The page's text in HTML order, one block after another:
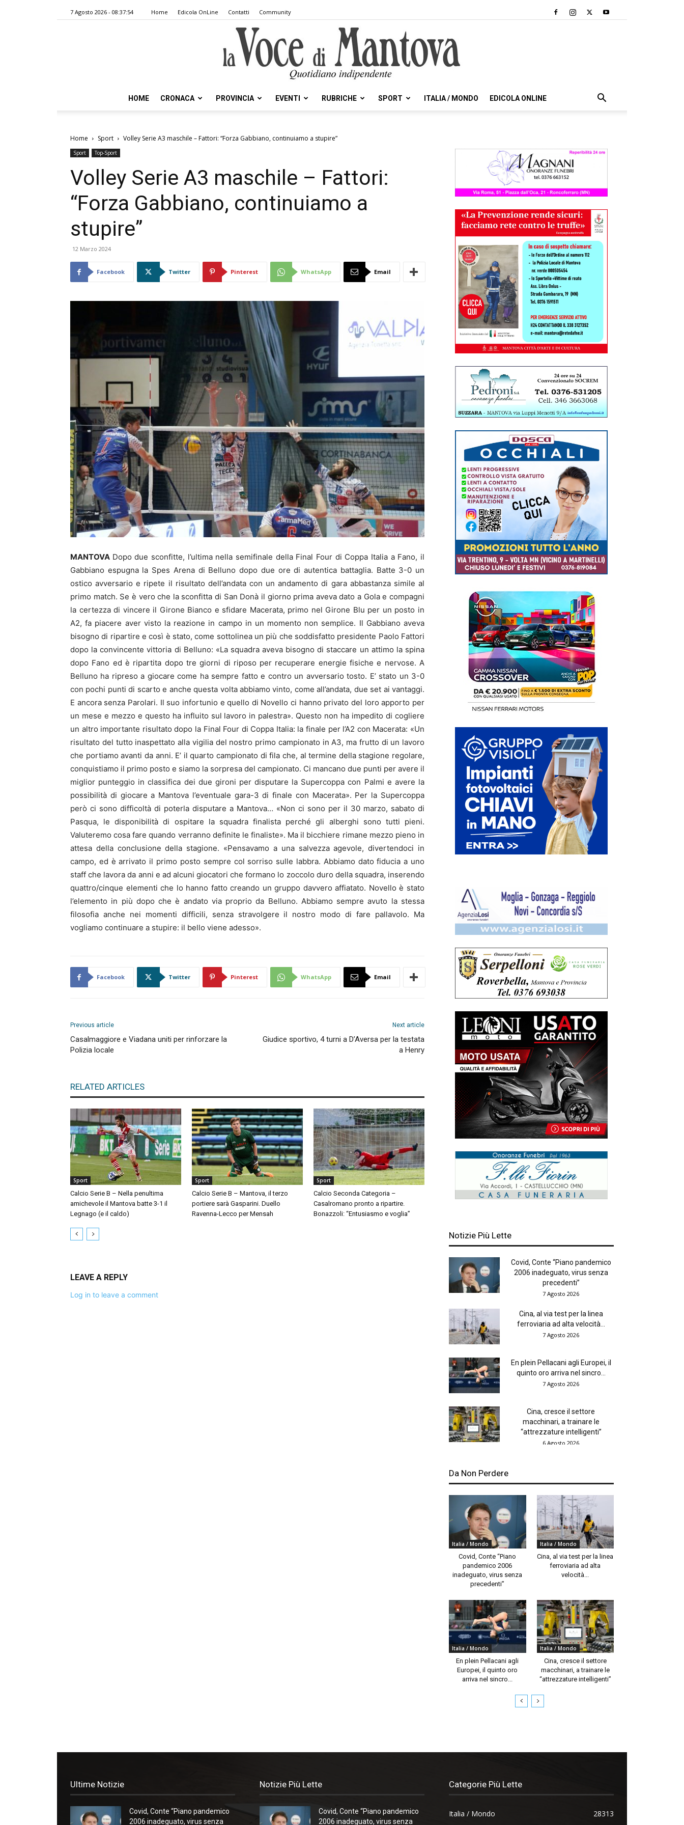
7 Agosto 2026 - 08:37:54 Home Edicola OnLine Contatti Community
Voce
HOME CRONACA PROVINCIA EVENTI RUBRICHE SPORT ITALIA / MONDO EDICOLA ONLINE
Home Sport Volley Serie A3 maschile – Fattori: “Forza Gabbiano, continuiamo a stupire”
Sport Top-Sport
Volley Serie A3 maschile – Fattori:
“Forza Gabbiano, continuiamo a
stupire”
12 Marzo 2024
Facebook Twitter Pinterest WhatsApp Email
MANTOVA Dopo due sconfitte, l’ultima nella semifinale della Final Four di Coppa Italia a Fano, il
Gabbiano espugna la Spes Arena di Belluno dopo due ore di autentica battaglia. Batte 3-0 un
ostico avversario e ripete il risultato dell’andata con un andamento di gara abbastanza simile al
primo match. Se è vero che la sconfitta di San Donà il giorno prima aveva dato a Gola e compagni
la certezza di vincere il Girone Bianco e sfidare Macerata, primo nel Girone Blu per un posto in
A2, fa piacere aver visto la reazione in campo in un momento non semplice. Il Gabbiano aveva
bisogno di ripartire e così è stato, come sottolinea un più che soddisfatto presidente Paolo Fattori
dopo la convincente vittoria di Belluno: «La squadra aveva bisogno di staccare un attimo la spina
dopo Fano ed è ripartita dopo tre giorni di riposo per recuperare energie fisiche e nervose. A
Belluno ha ripreso a giocare come ha sempre fatto e contro un avversario tosto. E’ stato un 3-0
con pochi punti di scarto e anche questa volta abbiamo vinto, come all’andata, due set ai vantaggi.
E ancora senza Parolari. Il suo infortunio e quello di Novello ci hanno privato del loro apporto per
un mese e mezzo e questo ha influito sul lavoro in palestra». Questo non ha impedito di cogliere
un altro importante risultato dopo la Final Four di Coppa Italia: la finale per l’A2 con Macerata: «Un
risultato del tutto inaspettato alla vigilia del nostro primo campionato in A3, ma frutto di un lavoro
che portiamo avanti da anni. E’ il quarto campionato di fila che, al termine della stagione regolare,
conquistiamo il primo posto e siamo la sorpresa del campionato. Ci mancano due punti per avere il
miglior punteggio in classifica dei due gironi per disputare la Supercoppa con Palmi e avere la
possibilità di giocare a Mantova l’eventuale gara-3 di finale con Macerata». Per la Supercoppa
però ci sono difficoltà di poterla disputare a Mantova… «Non ci sono per il 30 marzo, sabato di
Pasqua, le disponibilità di ospitare la squadra finalista perché gli alberghi sono tutti pieni.
Valuteremo cosa fare quando verranno definite le finaliste». Ma il bicchiere rimane mezzo pieno in
attesa della conclusione della stagione. «Pensavamo a una salvezza agevole, divertendoci in
campo, ed è arrivato il primo posto sempre col sorriso sulle labbra. Abbiamo dato fiducia a uno
staff che lavora da anni e ad alcuni giocatori che formano lo zoccolo duro della squadra, inserendo
quattro/cinque elementi che lo hanno fatto creando un gruppo davvero affiatato. Novello è stato
l’elemento in più dopo che è andato via proprio da Belluno. Abbiamo sempre avuto la stessa
filosofia anche nei momenti difficili, senza stravolgere il nostro modo di fare pallavolo. Ma
vogliamo continuare a stupire: il bello viene adesso».
Facebook Twitter Pinterest WhatsApp Email
Previous article
Casalmaggiore e Viadana uniti per rinforzare la
Polizia locale
Next article
Giudice sportivo, 4 turni a D’Aversa per la testata
a Henry
RELATED ARTICLES
Sport
Calcio Serie B – Nella penultima
amichevole il Mantova batte 3-1 il
Legnago (e il caldo)
Sport
Calcio Serie B – Mantova, il terzo
portiere sarà Gasparini. Duello
Ravenna-Lecco per Mensah
Sport
Calcio Seconda Categoria –
Casalromano pronto a ripartire.
Bonazzoli: “Entusiasmo e voglia”
LEAVE A REPLY
Log in to leave a comment
Notizie Più Lette
Covid, Conte “Piano pandemico
2006 inadeguato, virus senza
precedenti”
7 Agosto 2026
Cina, al via test per la linea
ferroviaria ad alta velocità...
7 Agosto 2026
En plein Pellacani agli Europei, il
quinto oro arriva nel sincro...
7 Agosto 2026
Cina, cresce il settore
macchinari, a trainare le
“attrezzature intelligenti”
6 Agosto 2026
Da Non Perdere
Italia / Mondo
Covid, Conte “Piano
pandemico 2006
inadeguato, virus senza
precedenti”
Italia / Mondo
Cina, al via test per la linea
ferroviaria ad alta
velocità...
Italia / Mondo
En plein Pellacani agli
Europei, il quinto oro
arriva nel sincro...
Italia / Mondo
Cina, cresce il settore
macchinari, a trainare le
“attrezzature intelligenti”
Ultime Notizie
Covid, Conte “Piano pandemico
2006 inadeguato, virus senza
Notizie Più Lette
Covid, Conte “Piano pandemico
2006 inadeguato, virus senza
Categorie Più Lette
Italia / Mondo
28313